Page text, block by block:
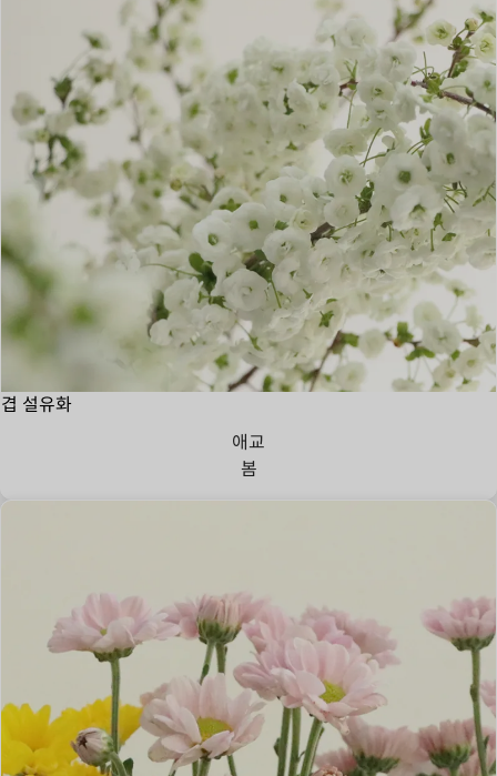
겹 설유화
애교
봄
진정한 사